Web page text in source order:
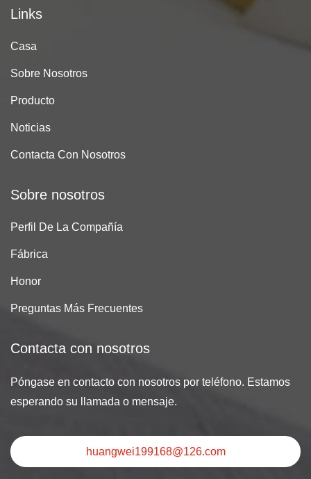
Links
Casa
Sobre Nosotros
Producto
Noticias
Contacta Con Nosotros
Sobre nosotros
Perfil De La Compañía
Fábrica
Honor
Preguntas Más Frecuentes
Contacta con nosotros
Póngase en contacto con nosotros por teléfono. Estamos
esperando su llamada o mensaje.
huangwei199168@126.com